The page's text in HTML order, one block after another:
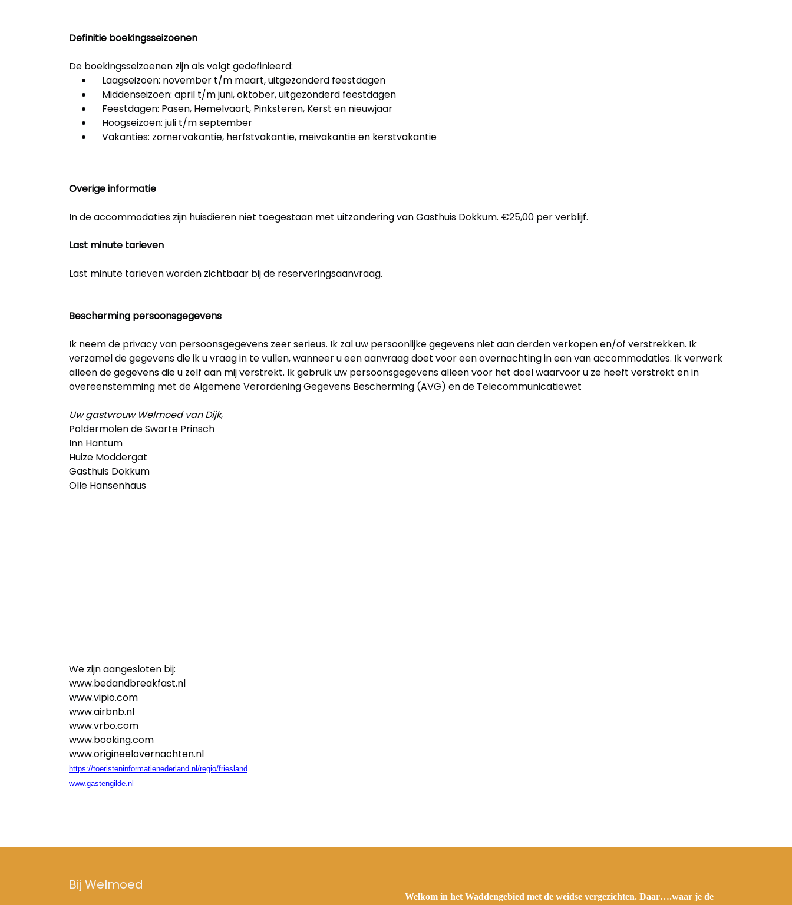
Definitie boekingsseizoenen
De boekingsseizoenen zijn als volgt gedefinieerd:
Laagseizoen: november t/m maart, uitgezonderd feestdagen
Middenseizoen: april t/m juni, oktober, uitgezonderd feestdagen
Feestdagen: Pasen, Hemelvaart, Pinksteren, Kerst en nieuwjaar
Hoogseizoen: juli t/m september
Vakanties: zomervakantie, herfstvakantie, meivakantie en kerstvakantie
Overige informatie
In de accommodaties zijn huisdieren niet toegestaan met uitzondering van Gasthuis Dokkum. €25,00 per verblijf.
Last minute tarieven
Last minute tarieven worden zichtbaar bij de reserveringsaanvraag.
Bescherming persoonsgegevens
Ik neem de privacy van persoonsgegevens zeer serieus. Ik zal uw persoonlijke gegevens niet aan derden verkopen en/of verstrekken. Ik
verzamel de gegevens die ik u vraag in te vullen, wanneer u een aanvraag doet voor een overnachting in een van accommodaties. Ik verwerk
alleen de gegevens die u zelf aan mij verstrekt. Ik gebruik uw persoonsgegevens alleen voor het doel waarvoor u ze heeft verstrekt en in
overeenstemming met de Algemene Verordening Gegevens Bescherming (AVG) en de Telecommunicatiewet
Uw gastvrouw Welmoed van Dijk,
Poldermolen de Swarte Prinsch
Inn Hantum
Huize Moddergat
Gasthuis Dokkum
Olle Hansenhaus
We zijn aangesloten bij:
www.bedandbreakfast.nl
www.vipio.com
www.airbnb.nl
www.vrbo.com
www.booking.com
www.origineelovernachten.nl
https://toeristeninformatienederland.nl/regio/friesland
www.gastengilde.nl
Bij Welmoed
Welkom in het Waddengebied met de weidse vergezichten. Daar….waar je de